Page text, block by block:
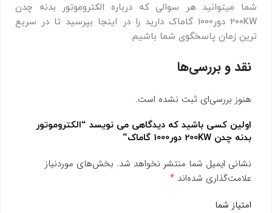
شما میتوانید هر سوالی که درباره الکتروموتور بدنه چدن
200KW دور1000 گاماک دارید را در اینجا بپرسید تا در سریع
ترین زمان پاسخگوی شما باشیم.
نقد و بررسی‌ها
هنوز بررسی‌ای ثبت نشده است.
اولین کسی باشید که دیدگاهی می نویسد “الکتروموتور
بدنه چدن 200KW دور1000 گاماک”
نشانی ایمیل شما منتشر نخواهد شد. بخش‌های موردنیاز
علامت‌گذاری شده‌اند *
امتیاز شما